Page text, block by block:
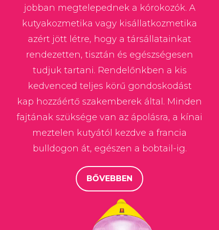
jobban megtelepednek a kórokozók. A
kutyakozmetika vagy kisállatkozmetika
azért jött létre, hogy a társállatainkat
rendezetten, tisztán és egészségesen
tudjuk tartani. Rendelőnkben a kis
kedvenced teljes körű gondoskodást
kap hozzáértő szakemberek által. Minden
fajtának szüksége van az ápolásra, a kínai
meztelen kutyától kezdve a francia
bulldogon át, egészen a bobtail-ig.
BŐVEBBEN